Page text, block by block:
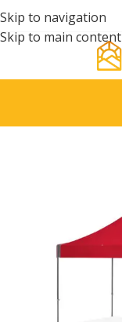
Skip to navigation
Skip to main content